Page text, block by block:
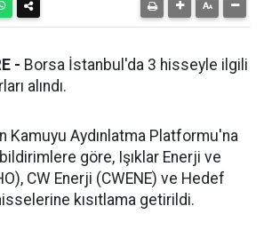
- Borsa İstanbul'da 3 hisseyle ilgili
alındı.
Kamuyu Aydınlatma Platformu'na
göre, Işıklar Enerji ve
CW Enerji (CWENE) ve Hedef
kısıtlama getirildi.